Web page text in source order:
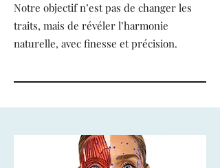
Notre objectif n’est pas de changer les
traits, mais de révéler l’harmonie
naturelle, avec finesse et précision.